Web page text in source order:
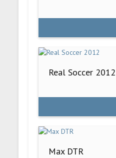
Real Soccer 2012
Max DTR